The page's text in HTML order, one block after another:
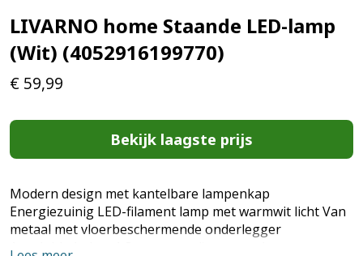
LIVARNO home Staande LED-lamp
(Wit) (4052916199770)
€ 59,99
Bekijk laagste prijs
Modern design met kantelbare lampenkap
Energiezuinig LED-filament lamp met warmwit licht Van
metaal met vloerbeschermende onderlegger
Aansluitkabel ca. 1,8 m - met geïntegreerde